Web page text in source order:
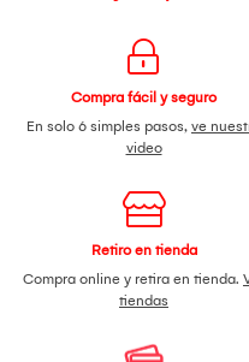
Compra fácil y seguro
En solo 6 simples pasos, ve
video
Retiro en tienda
Compra online y retira en tienda.
tiendas